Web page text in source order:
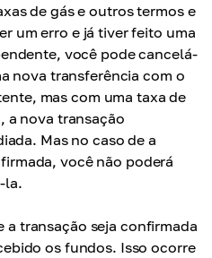
de gás e outros termos e
um erro e já tiver feito uma
você pode cancelá-
nova transferência com o
mas com uma taxa de
a nova transação
Mas no caso de a
você não poderá
la.
a transação seja confirmada
os fundos. Isso ocorre